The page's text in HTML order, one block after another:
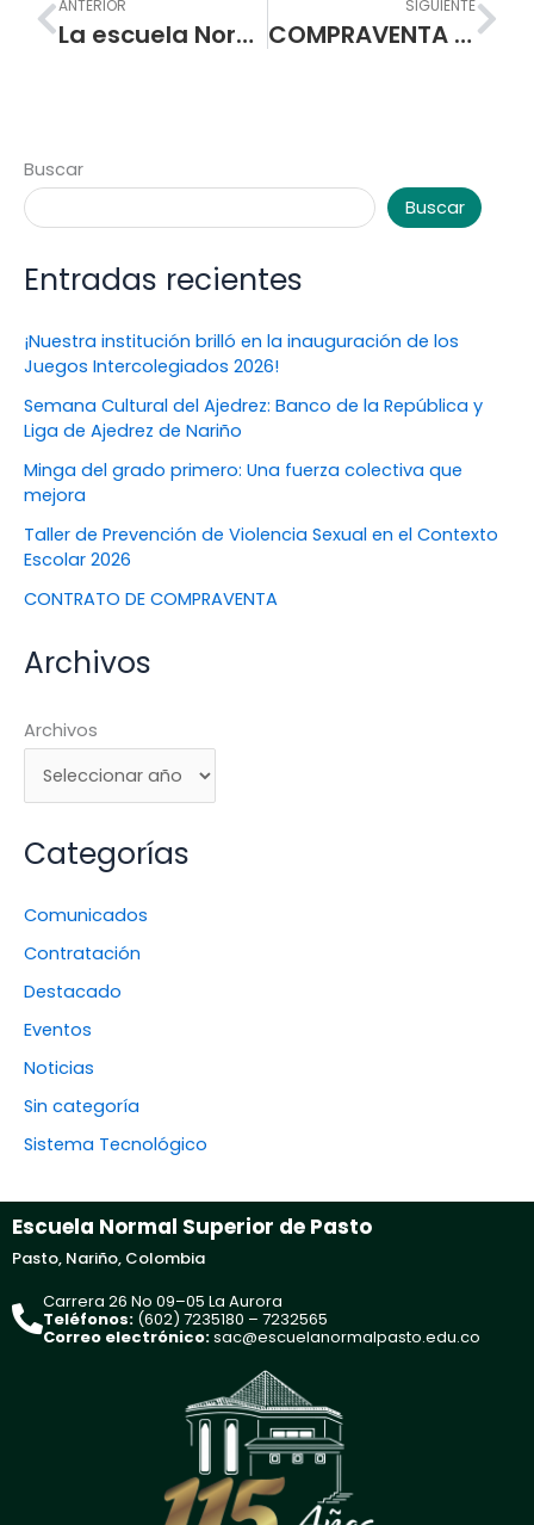
ANTERIOR
La escuela Normal Superior de Pasto conmemora los 48 años de la primera promoción mixta de 1973
SIGUIENTE
COMPRAVENTA DE EQUIPOS INFORMÁTICOS Y EQUIPOS AUDIOVISUALES PARA LA I.E.M. ESCUELA NORMAL SUPERIOR DE PASTO PARA LA EJECUCIÓN DEL PROYECTO \”FORTALECIMIENTO DE LAS TICS EN LOS ESTABLECIMIENTOS EDUCATIVOS DEL MUNICIPIO DE PASTO – FORTALECIMIENTO DE LA INFRAESTRUCTURA TECNOLÓGICA DEL PORTAL EDUCATIVO\”
Buscar
Buscar
Entradas recientes
¡Nuestra institución brilló en la inauguración de los
Juegos Intercolegiados 2026!
Semana Cultural del Ajedrez: Banco de la República y
Liga de Ajedrez de Nariño
Minga del grado primero: Una fuerza colectiva que
mejora
Taller de Prevención de Violencia Sexual en el Contexto
Escolar 2026
CONTRATO DE COMPRAVENTA
Archivos
Archivos
Categorías
Comunicados
Contratación
Destacado
Eventos
Noticias
Sin categoría
Sistema Tecnológico
Escuela Normal Superior de Pasto
Pasto, Nariño, Colombia
Carrera 26 No 09–05 La Aurora
Teléfonos: (602) 7235180 – 7232565
Correo electrónico:sac@escuelanormalpasto.edu.co